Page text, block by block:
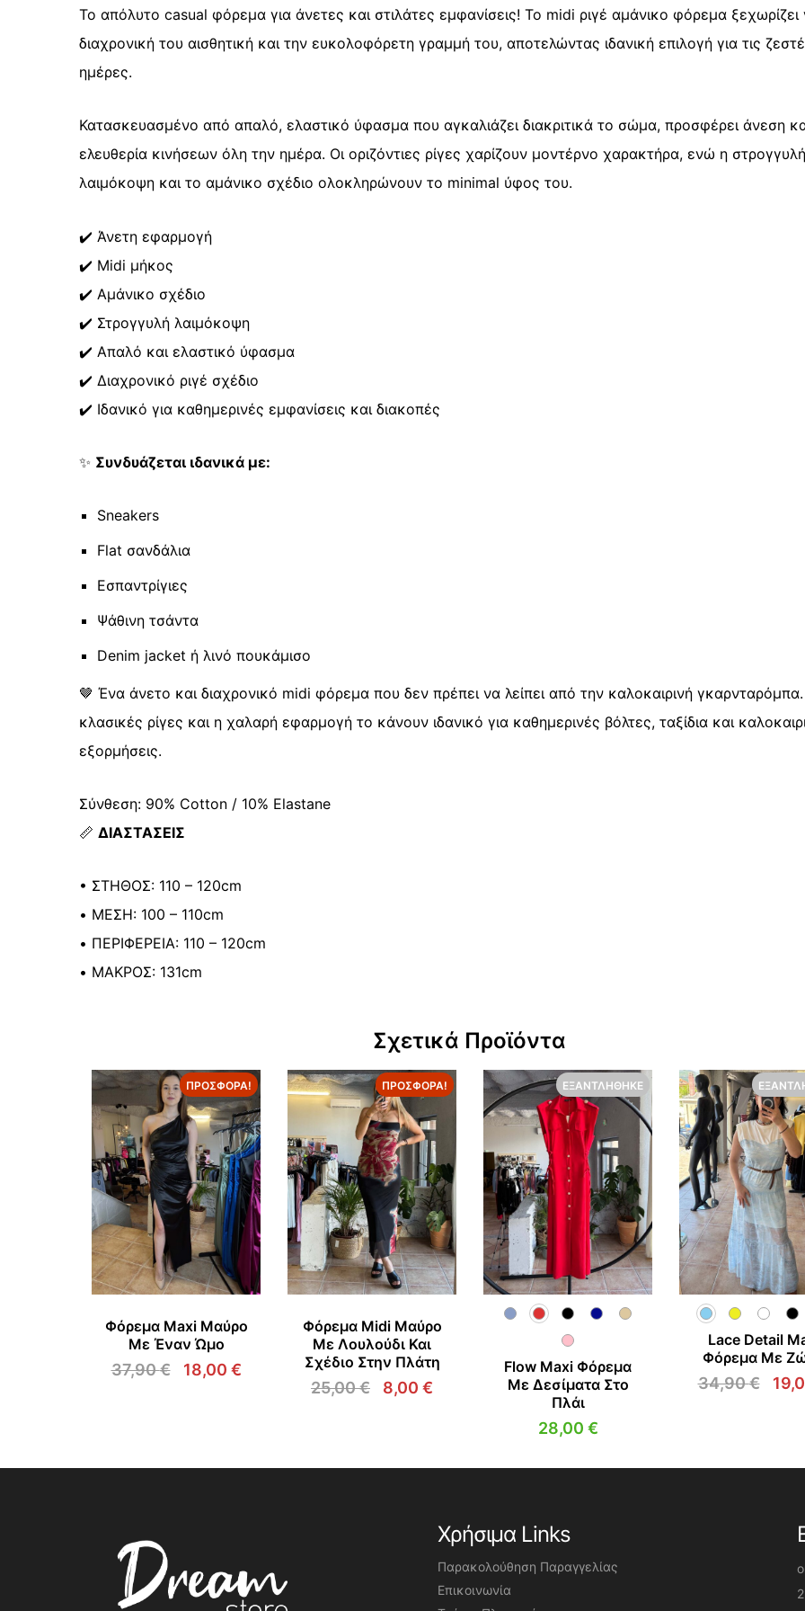
Το απόλυτο casual φόρεμα για άνετες και στιλάτες εμφανίσεις! Το midi ριγέ αμάνικο φόρεμα ξεχωρίζει
διαχρονική του αισθητική και την ευκολοφόρετη γραμμή του, αποτελώντας ιδανική επιλογή για τις
ημέρες.
Κατασκευασμένο από απαλό, ελαστικό ύφασμα που αγκαλιάζει διακριτικά το σώμα, προσφέρει άνεση
ελευθερία κινήσεων όλη την ημέρα. Οι οριζόντιες ρίγες χαρίζουν μοντέρνο χαρακτήρα, ενώ η στρογγυλή
λαιμόκοψη και το αμάνικο σχέδιο ολοκληρώνουν το minimal ύφος του.
✔️ Άνετη εφαρμογή
✔️ Midi μήκος
✔️ Αμάνικο σχέδιο
✔️ Στρογγυλή λαιμόκοψη
✔️ Απαλό και ελαστικό ύφασμα
✔️ Διαχρονικό ριγέ σχέδιο
✔️ Ιδανικό για καθημερινές εμφανίσεις και διακοπές
✨ Συνδυάζεται ιδανικά με:
Sneakers
Flat σανδάλια
Εσπαντρίγιες
Ψάθινη τσάντα
Denim jacket ή λινό πουκάμισο
🤎 Ένα άνετο και διαχρονικό midi φόρεμα που δεν πρέπει να λείπει από την καλοκαιρινή
κλασικές ρίγες και η χαλαρή εφαρμογή το κάνουν ιδανικό για καθημερινές βόλτες, ταξίδια και
εξορμήσεις.
Σύνθεση: 90% Cotton / 10% Elastane
📏 ΔΙΑΣΤΑΣΕΙΣ
• ΣΤΗΘΟΣ: 110 – 120cm
• ΜΕΣΗ: 100 – 110cm
• ΠΕΡΙΦΕΡΕΙΑ: 110 – 120cm
• ΜΑΚΡΟΣ: 131cm
Σχετικά Προϊόντα
ΠΡΟΣΦΟΡΆ!
Φόρεμα Maxi Μαύρο
Με Έναν Ώμο
37,90€
18,00 €
ΠΡΟΣΦΟΡΆ!
Φόρεμα Midi Μαύρο
Με Λουλούδι Και
Σχέδιο Στην Πλάτη
25,00€
8,00 €
8,00 €.
ΕΞΑΝΤΛΉΘΗΚΕ
Flow Maxi Φόρεμα
Με Δεσίματα Στο
Πλάι
28,00 €
Lace Detail
Φόρεμα Με
34,90€
Χρήσιμα Links
Παρακολούθηση Παραγγελίας
Επικοινωνία